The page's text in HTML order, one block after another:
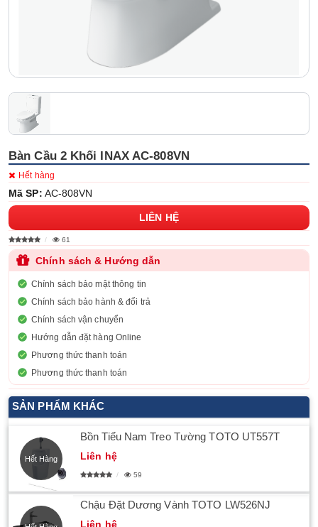
Bàn Cầu 2 Khối INAX AC-808VN
Hết hàng
Mã SP: AC-808VN
LIÊN HỆ
61
Chính sách & Hướng dẫn
Chính sách bảo mật thông tin
Chính sách bảo hành & đổi trả
Chính sách vận chuyển
Hướng dẫn đặt hàng Online
Phương thức thanh toán
Phương thức thanh toán
SẢN PHẨM KHÁC
Bồn Tiểu Nam Treo Tường TOTO UT557T
Liên hệ
Hết Hàng
59
Chậu Đặt Dương Vành TOTO LW526NJ
Liên hệ